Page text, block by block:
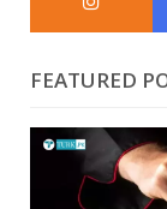
FEATURED